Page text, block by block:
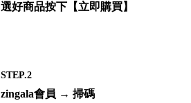
選好商品按下【立即購買】
STEP.2
zingala會員 → 掃碼